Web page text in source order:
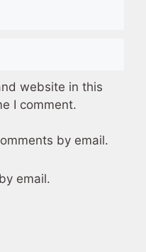
website in this
I comment.
by email.
email.